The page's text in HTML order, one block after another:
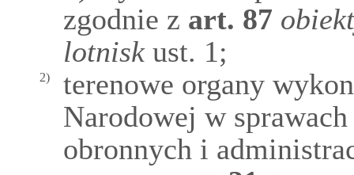
zgodnie z art. 87
lotniskust. 1;
2)
terenowe organy
Narodowej w
obronnych i